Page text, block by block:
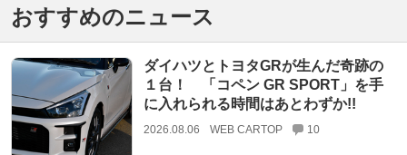
おすすめのニュース
ダイハツとトヨタGRが生んだ奇跡の
１台！ 「コペン GR SPORT」を手
に入れられる時間はあとわずか!!
2026.08.06 WEB CARTOP 10